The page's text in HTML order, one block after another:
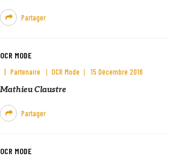
Partager
OCR MODE
Partenaire OCR Mode
15 Décembre 2016
Mathieu Claustre
Partager
OCR MODE